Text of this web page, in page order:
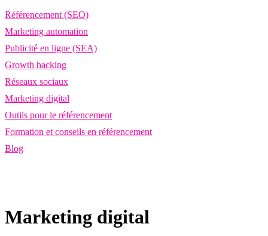
Référencement (SEO)
Marketing automation
Publicité en ligne (SEA)
Growth hacking
Réseaux sociaux
Marketing digital
Outils pour le référencement
Formation et conseils en référencement
Blog
Marketing digital